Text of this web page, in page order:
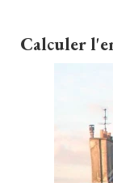
Calculer